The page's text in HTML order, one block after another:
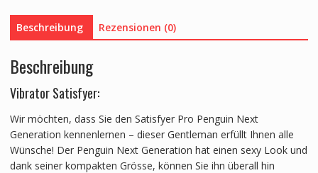
Beschreibung Rezensionen (0)
Beschreibung
Vibrator Satisfyer:
Wir möchten, dass Sie den Satisfyer Pro Penguin Next
Generation kennenlernen – dieser Gentleman erfüllt Ihnen alle
Wünsche! Der Penguin Next Generation hat einen sexy Look und
dank seiner kompakten Grösse, können Sie ihn überall hin